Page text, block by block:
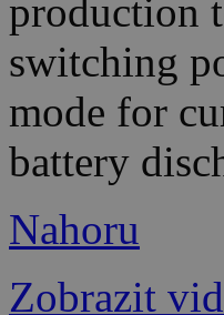
production
switching
mode for
battery
Nahoru
Zobrazit